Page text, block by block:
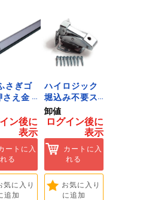
を加えないでください。
ないようにしてくださ
さぎゴ
さえ金
ン後に
表示
ートに入
れる
気に入り
追加
ハイロジック
堀込み不要ス
ライド蝶番S
無兼用 P-726
Hardware]
卸値
ログイン後に
表示
カートに入
れる
お気に入り
に追加